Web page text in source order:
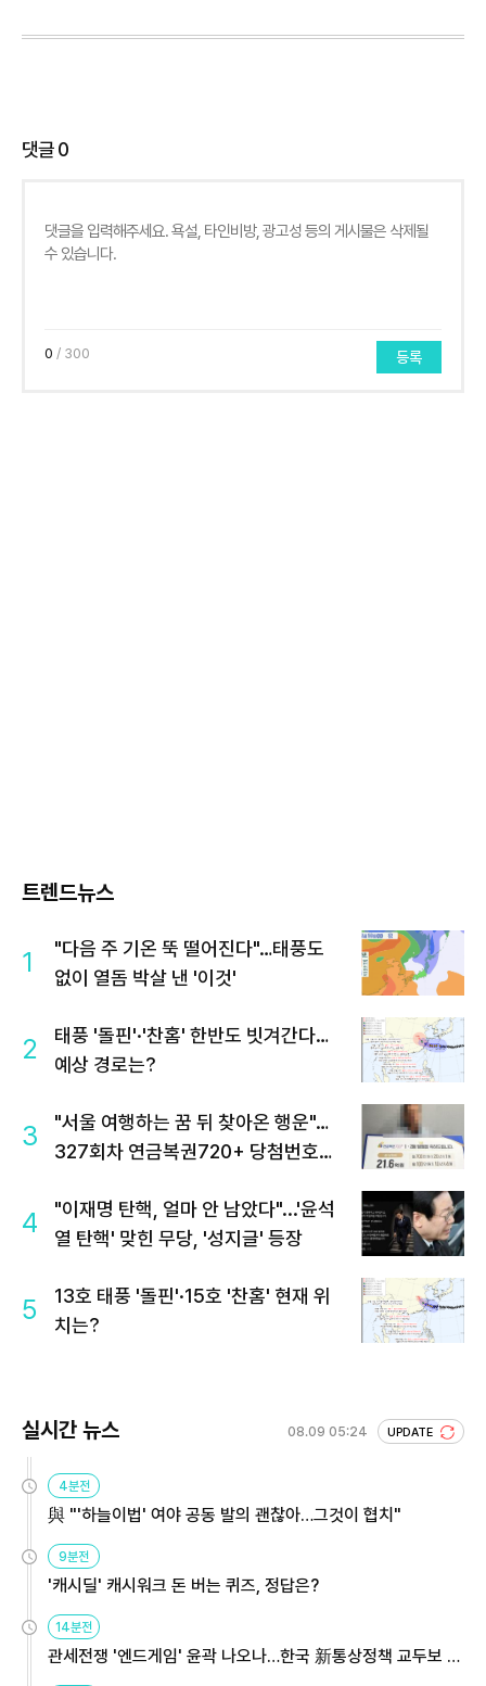
댓글0
0 / 300 등록
트렌드뉴스
1
"다음 주 기온 뚝 떨어진다"…태풍도
없이 열돔 박살 낸 '이것'
2
태풍 '돌핀'·'찬홈' 한반도 빗겨간다…
예상 경로는?
3
"서울 여행하는 꿈 뒤 찾아온 행운"…
327회차 연금복권720+ 당첨번호조
4
"이재명 탄핵, 얼마 안 남았다"...'윤석
열 탄핵' 맞힌 무당, '성지글' 등장
5
13호 태풍 '돌핀'·15호 '찬홈' 현재 위
치는?
실시간 뉴스 08.09 05:24 UPDATE
4분전
與 "'하늘이법' 여야 공동 발의 괜찮아…그것이 협치"
9분전
'캐시딜' 캐시워크 돈 버는 퀴즈, 정답은?
14분전
관세전쟁 '엔드게임' 윤곽 나오나…한국 新통상정책 교두보 활